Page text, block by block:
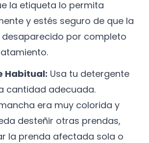
la etiqueta lo permita
y estés seguro de que la
por completo
Habitual: Usa tu detergente
cantidad adecuada.
era muy colorida y
desteñir otras prendas,
la prenda afectada sola o